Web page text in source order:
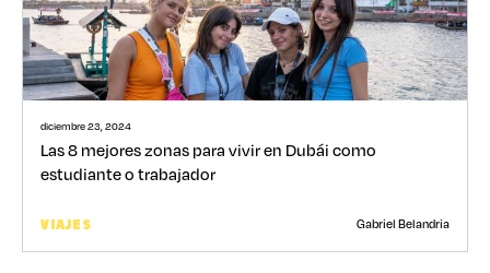
diciembre 23, 2024
Las 8 mejores zonas para vivir en Dubái como
estudiante o trabajador
VIAJES Gabriel Belandria